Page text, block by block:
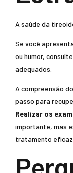
A saúde da
Se você
ou humor,
adequados.
A compreensão
passo para
Realizar os
importante, mas
tratamento eficaz.